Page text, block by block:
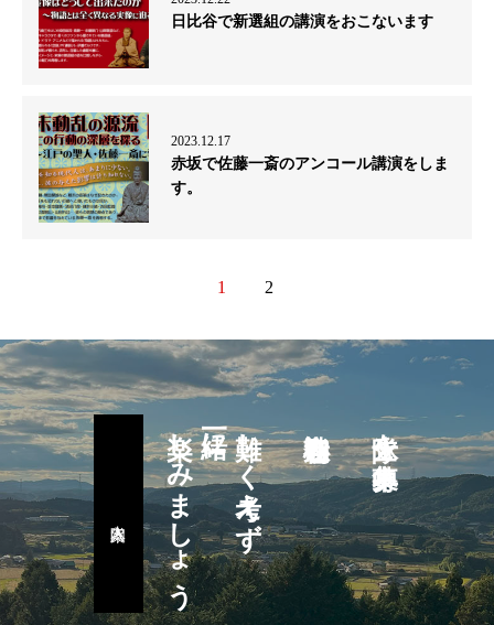
日比谷で新選組の講演をおこないます
2023.12.17
赤坂で佐藤一斎のアンコール講演をしま
す。
1 2
隊士を募集中
難しく考えず
一緒に
楽しみましょう